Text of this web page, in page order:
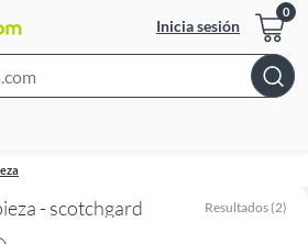
Inicia sesión
Bar
- scotchgard Resultados (2)